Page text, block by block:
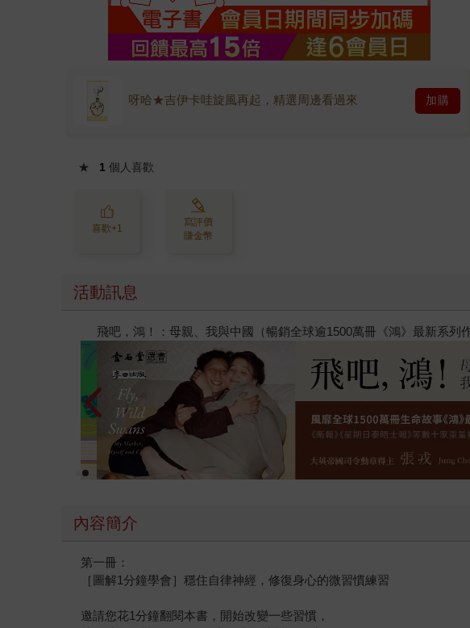
呀哈★吉伊卡哇旋風再起，精選周邊看過來 加購
★ 1 個人喜歡
喜歡+1
寫評價
賺金幣
活動訊息
閱讀漫遊錄-2026上半年暢銷榜
內容簡介
第一冊：
［圖解1分鐘學會］穩住自律神經，修復身心的微習慣練習
邀請您花1分鐘翻閱本書，開始改變一些習慣，